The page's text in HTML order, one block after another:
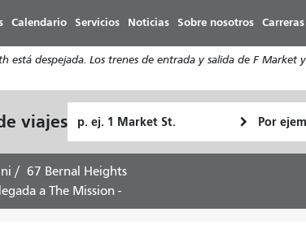
al
principal
Calendario Servicios Noticias Sobre nosotros
está despejada. Los trenes de entrada y salida de F
viajes de
partida
67 Bernal Heights
a The Mission -